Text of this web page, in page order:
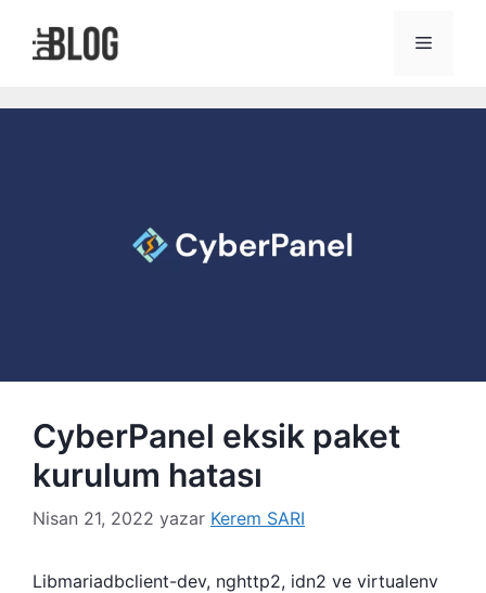
Menü
CyberPanel eksik paket
kurulum hatası
Nisan 21, 2022 yazar Kerem SARI
Libmariadbclient-dev, nghttp2, idn2 ve virtualenv